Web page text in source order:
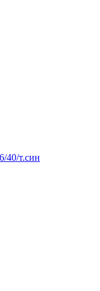
40/т.син